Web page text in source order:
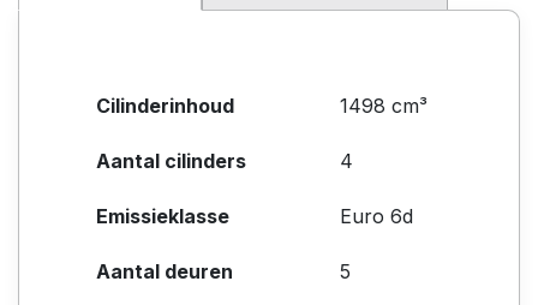
Cilinderinhoud 1498 cm³
Aantal cilinders 4
Emissieklasse Euro 6d
Aantal deuren 5